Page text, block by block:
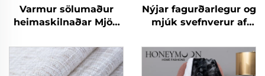
Varmur sölumaður
heimaskilnaðar Mjög
ofurneytarlegur
snúningsskilasængur
Nýjar fagurðarlegur og
mjúk svefnverur af
bómull 90gsm
fyrirheituð ólíkind